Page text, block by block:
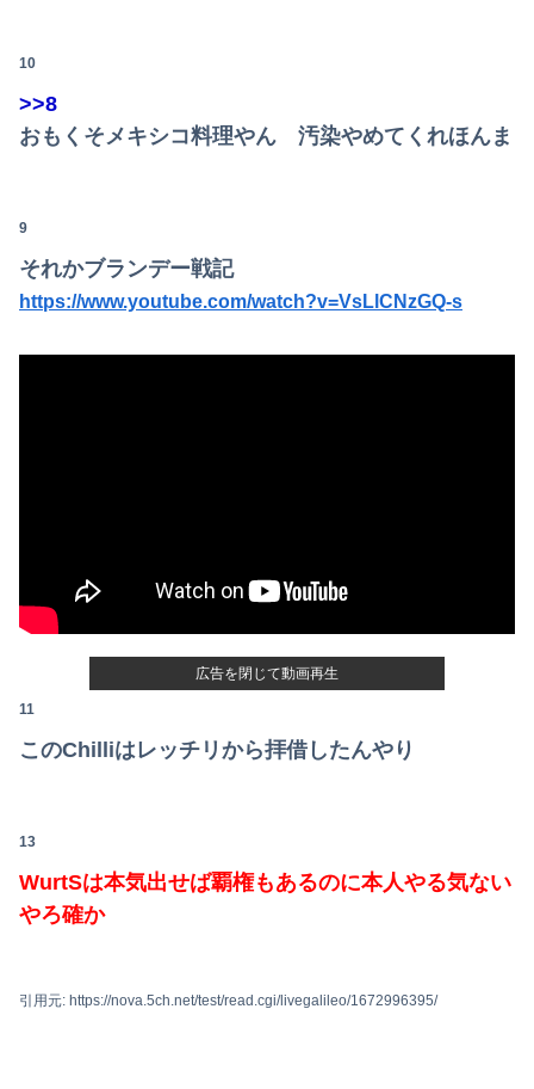
10
>>8
おもくそメキシコ料理やん 汚染やめてくれほんま
9
それかブランデー戦記
https://www.youtube.com/watch?v=VsLlCNzGQ-s
11
このChilliはレッチリから拝借したんやり
13
WurtSは本気出せば覇権もあるのに本人やる気ない
やろ確か
引用元: https://nova.5ch.net/test/read.cgi/livegalileo/1672996395/
広告を閉じて動画再生